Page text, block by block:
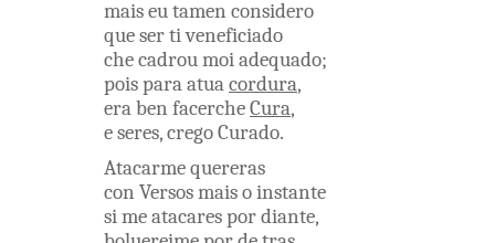
maiseutamen considero
quesertiveneficiado
checadroumoiadequado;
poisparaatuacordura,
eraben facercheCura,
eseres,cregoCurado.
Atacarmequereras
con Versosmaisoinstante
simeatacarespordiante,